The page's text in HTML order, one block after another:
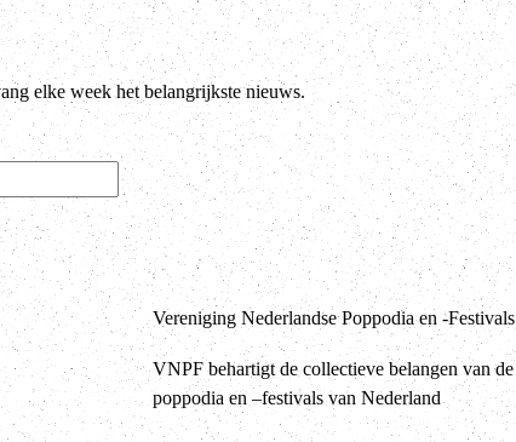
elke week het belangrijkste nieuws.
Vereniging Nederlandse Poppodia en -Festivals
VNPF behartigt de collectieve belangen van de
poppodia en –festivals van Nederland